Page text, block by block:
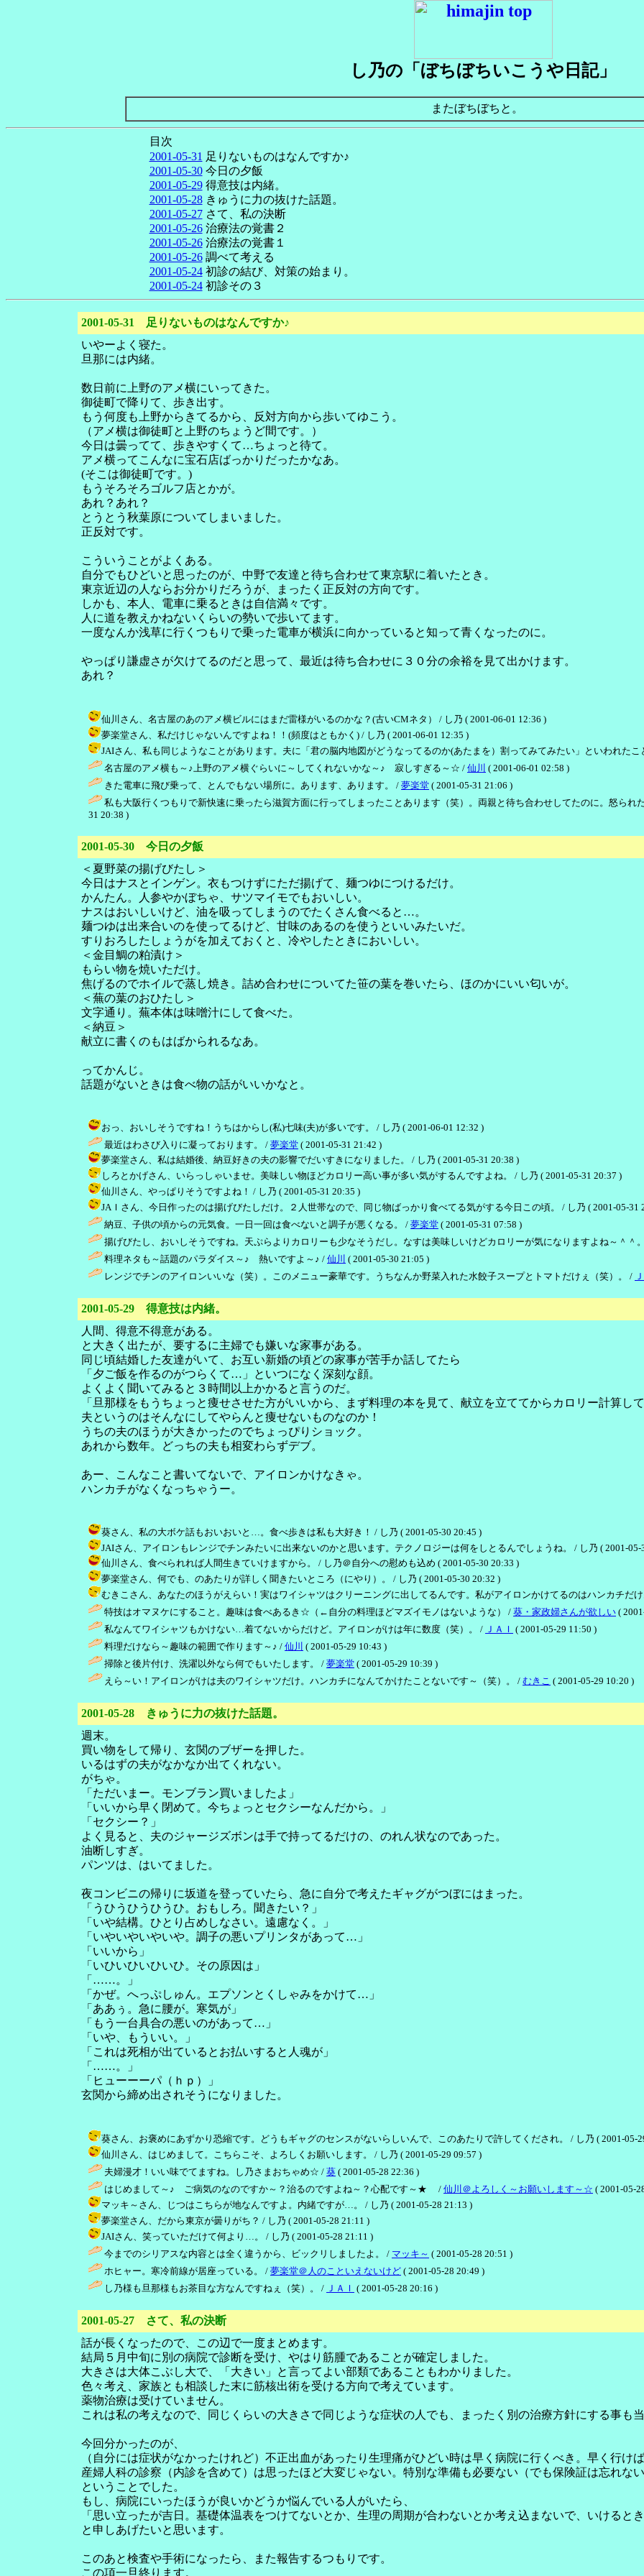
し乃の「ぼちぼちいこうや日記」
またぼちぼちと。
目次
2001-05-31 足りないものはなんですか♪
2001-05-30今日の夕飯
2001-05-29得意技は内緒。
2001-05-28きゅうに力の抜けた話題。
2001-05-27さて、私の決断
2001-05-26治療法の覚書２
2001-05-26治療法の覚書１
2001-05-26調べて考える
2001-05-24初診の結び、対策の始まり。
2001-05-24初診その３
2001-05-31 足りないものはなんですか♪
いやーよく寝た。
旦那には内緒。
数日前に上野のアメ横にいってきた。
御徒町で降りて、歩き出す。
もう何度も上野からきてるから、反対方向から歩いてゆこう。
（アメ横は御徒町と上野のちょうど間です。）
今日は曇ってて、歩きやすくて…ちょっと待て。
アメ横ってこんなに宝石店ばっかりだったかなあ。
(そこは御徒町です。)
もうそろそろゴルフ店とかが。
あれ？あれ？
とうとう秋葉原についてしまいました。
正反対です。
こういうことがよくある。
自分でもひどいと思ったのが、中野で友達と待ち合わせて東京駅に着いたとき。
東京近辺の人ならお分かりだろうが、まったく正反対の方向です。
しかも、本人、電車に乗るときは自信満々です。
人に道を教えかねないくらいの勢いで歩いてます。
一度なんか浅草に行くつもりで乗った電車が横浜に向かっていると知って青くなったのに。
やっぱり謙虚さが欠けてるのだと思って、最近は待ち合わせに３０分の余裕を見て出かけます。
あれ？
仙川さん、名古屋のあのアメ横ビルにはまだ雷様がいるのかな？(古いCMネタ） / し乃 ( 2001-06-01 12:36 )
夢楽堂さん、私だけじゃないんですよね！！(頻度はともかく) / し乃 ( 2001-06-01 12:35 )
JAIさん、私も同じようなことがあります。夫に「君の脳内地図がどうなってるのか(あたまを）割ってみてみたい」といわれた
名古屋のアメ横も～♪上野のアメ横ぐらいに～してくれないかな～♪ 寂しすぎる～☆ / 仙川 ( 2001-06-01 02:58 )
きた電車に飛び乗って、とんでもない場所に。あります、あります。 / 夢楽堂 ( 2001-05-31 21:06 )
私も大阪行くつもりで新快速に乗ったら滋賀方面に行ってしまったことあります（笑）。両親と待ち合わせしてたのに。怒られ
31 20:38 )
2001-05-30 今日の夕飯
＜夏野菜の揚げびたし＞
今日はナスとインゲン。衣もつけずにただ揚げて、麺つゆにつけるだけ。
かんたん。人参やかぼちゃ、サツマイモでもおいしい。
ナスはおいしいけど、油を吸ってしまうのでたくさん食べると…。
麺つゆは出来合いのを使ってるけど、甘味のあるのを使うといいみたいだ。
すりおろしたしょうがを加えておくと、冷やしたときにおいしい。
＜金目鯛の粕漬け＞
もらい物を焼いただけ。
焦げるのでホイルで蒸し焼き。詰め合わせについてた笹の葉を巻いたら、ほのかにいい匂いが。
＜蕪の葉のおひたし＞
文字通り。蕪本体は味噌汁にして食べた。
＜納豆＞
献立に書くのもはばかられるなあ。
ってかんじ。
話題がないときは食べ物の話がいいかなと。
おっ、おいしそうですね！うちはからし(私)七味(夫)が多いです。 / し乃 ( 2001-06-01 12:32 )
最近はわさび入りに凝っております。 / 夢楽堂 ( 2001-05-31 21:42 )
夢楽堂さん、私は結婚後、納豆好きの夫の影響でだいすきになりました。 / し乃 ( 2001-05-31 20:38 )
しろとかげさん、いらっしゃいませ。美味しい物ほどカロリー高い事が多い気がするんですよね。 / し乃 ( 2001-05-31 20:37 )
仙川さん、やっぱりそうですよね！ / し乃 ( 2001-05-31 20:35 )
JAＩさん、今日作ったのは揚げびたしだけ。２人世帯なので、同じ物ばっかり食べてる気がする今日この頃。 / し乃 ( 2001-05-31
納豆、子供の頃からの元気食。一日一回は食べないと調子が悪くなる。 / 夢楽堂 ( 2001-05-31 07:58 )
揚げびたし、おいしそうですね。天ぷらよりカロリーも少なそうだし。なすは美味しいけどカロリーが気になりますよね～＾＾
料理ネタも～話題のパラダイス～♪ 熱いですよ～♪ / 仙川 ( 2001-05-30 21:05 )
レンジでチンのアイロンいいな（笑）。このメニュー豪華です。うちなんか野菜入れた水餃子スープとトマトだけぇ（笑）。 /
2001-05-29 得意技は内緒。
人間、得意不得意がある。
と大きく出たが、要するに主婦でも嫌いな家事がある。
同じ頃結婚した友達がいて、お互い新婚の頃どの家事が苦手か話してたら
「夕ご飯を作るのがつらくて…」といつになく深刻な顔。
よくよく聞いてみると３時間以上かかると言うのだ。
「旦那様をもうちょっと痩せさせた方がいいから、まず料理の本を見て、献立を立ててからカロリー計算し
夫というのはそんなにしてやらんと痩せないものなのか！
うちの夫のほうが大きかったのでちょっぴりショック。
あれから数年。どっちの夫も相変わらずデブ。
あー、こんなこと書いてないで、アイロンかけなきゃ。
ハンカチがなくなっちゃうー。
葵さん、私の大ボケ話もおいおいと…。食べ歩きは私も大好き！ / し乃 ( 2001-05-30 20:45 )
JAIさん、アイロンもレンジでチンみたいに出来ないのかと思います。テクノロジーは何をしとるんでしょうね。 / し乃 ( 2001-05-
仙川さん、食べられれば人間生きていけますから。 / し乃＠自分への慰めも込め ( 2001-05-30 20:33 )
夢楽堂さん、何でも、のあたりが詳しく聞きたいところ（にやり）。 / し乃 ( 2001-05-30 20:32 )
むきこさん、あなたのほうがえらい！実はワイシャツはクリーニングに出してるんです。私がアイロンかけてるのはハンカチだけ
特技はオマヌケにすること。趣味は食べあるき☆（←自分の料理ほどマズイモノはないような） / 葵・家政婦さんが欲しい (
私なんてワイシャツもかけない…着てないからだけど。アイロンがけは年に数度（笑）。 /
ＪＡＩ ( 2001-05-29 11:50 )
料理だけなら～趣味の範囲で作ります～♪ / 仙川 ( 2001-05-29 10:43 )
掃除と後片付け、洗濯以外なら何でもいたします。 / 夢楽堂 ( 2001-05-29 10:39 )
えら～い！アイロンがけは夫のワイシャツだけ。ハンカチになんてかけたことないです～（笑）。 / むきこ ( 2001-05-29 10:20 )
2001-05-28 きゅうに力の抜けた話題。
週末。
買い物をして帰り、玄関のブザーを押した。
いるはずの夫がなかなか出てくれない。
がちゃ。
「ただいまー。モンブラン買いましたよ」
「いいから早く閉めて。今ちょっとセクシーなんだから。」
「セクシー？」
よく見ると、夫のジャージズボンは手で持ってるだけの、のれん状なのであった。
油断しすぎ。
パンツは、はいてました。
夜コンビニの帰りに坂道を登っていたら、急に自分で考えたギャグがつぼにはまった。
「うひうひうひうひ。おもしろ。聞きたい？」
「いや結構。ひとり占めしなさい。遠慮なく。」
「いやいやいやいや。調子の悪いプリンタがあって…」
「いいから」
「いひいひいひいひ。その原因は」
「……。」
「かぜ。へっぷしゅん。エプソンとくしゃみをかけて…」
「ああぅ。急に腰が。寒気が」
「もう一台具合の悪いのがあって…」
「いや、もういい。」
「これは死相が出ているとお払いすると人魂が」
「……。」
「ヒューーーパ（ｈｐ）」
玄関から締め出されそうになりました。
葵さん、お褒めにあずかり恐縮です。どうもギャグのセンスがないらしいんで、このあたりで許してくだされ。 / し乃 ( 2001-05-
仙川さん、はじめまして。こちらこそ、よろしくお願いします。 / し乃 ( 2001-05-29 09:57 )
夫婦漫才！いい味でてますね。し乃さまおちゃめ☆ / 葵 ( 2001-05-28 22:36 )
はじめまして～♪ ご病気のなのですか～？治るのですよね～？心配です～★ / 仙川＠よろしく～お願いします～☆ ( 2001-05-
マッキ～さん、じつはこちらが地なんですよ。内緒ですが…。 / し乃 ( 2001-05-28 21:13 )
夢楽堂さん、だから東京が曇りがち？ / し乃 ( 2001-05-28 21:11 )
JAIさん、笑っていただけて何より…。 / し乃 ( 2001-05-28 21:11 )
今までのシリアスな内容とは全く違うから、ビックリしましたよ。 / マッキ～ ( 2001-05-28 20:51 )
ホヒャー。寒冷前線が居座っている。 / 夢楽堂＠人のこといえないけど ( 2001-05-28 20:49 )
し乃様も旦那様もお茶目な方なんですねぇ（笑）。 /
ＪＡＩ ( 2001-05-28 20:16 )
2001-05-27 さて、私の決断
話が長くなったので、この辺で一度まとめます。
結局５月中旬に別の病院で診断を受け、やはり筋腫であることが確定しました。
大きさは大体こぶし大で、「大きい」と言ってよい部類であることもわかりました。
色々考え、家族とも相談した末に筋核出術を受ける方向で考えています。
薬物治療は受けていません。
これは私の考えなので、同じくらいの大きさで同じような症状の人でも、まったく別の治療方針にする事も
今回分かったのが、
（自分には症状がなかったけれど）不正出血があったり生理痛がひどい時は早く病院に行くべき。早く行け
産婦人科の診察（内診を含めて）は思ったほど大変じゃない。特別な準備も必要ない（でも保険証は忘れない
ということでした。
もし、病院にいったほうが良いかどうか悩んでいる人がいたら、
「思い立ったが吉日。基礎体温表をつけてないとか、生理の周期が合わないとか考え込まないで、いけると
と申しあげたいと思います。
このあと検査や手術になったら、また報告するつもりです。
この項一旦終ります。